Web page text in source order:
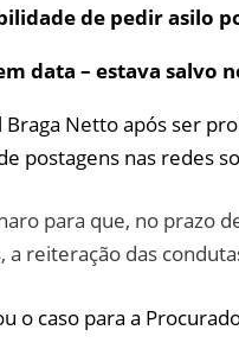
de pedir asilo
data – estava salvo
Netto após ser
postagens nas redes
para que, no prazo
reiteração das
caso para a